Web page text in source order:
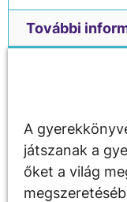
További
A
játszanak a
őket a világ